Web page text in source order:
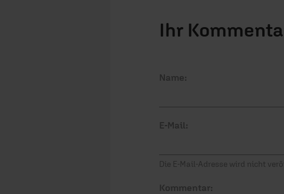
Ihr
Name:
E-Mail:
Die E-Mail-Adresse wird nicht
Kommentar: